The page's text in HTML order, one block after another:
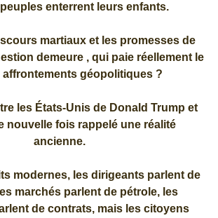
enterrent leurs enfants.
martiaux et les promesses de
demeure , qui paie réellement le
affrontements géopolitiques ?
les États-Unis de Donald Trump et
nouvelle fois rappelé une réalité
ancienne.
modernes, les dirigeants parlent de
marchés parlent de pétrole, les
de contrats, mais les citoyens